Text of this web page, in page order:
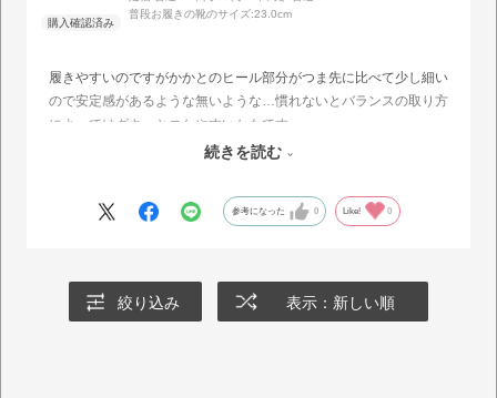
普段お履きの靴のサイズ:23.0cm
履きやすいのですがかかとのヒール部分がつま先に比べて少し細い
ので安定感があるような無いような…慣れないとバランスの取り方
によってはグキッとコケやすいかもです
でもつま先部分は履きやすくて見た目もステキなので履き慣れたい
続きを読む
参考になった 0 Like! 0
絞り込み 表示：新しい順